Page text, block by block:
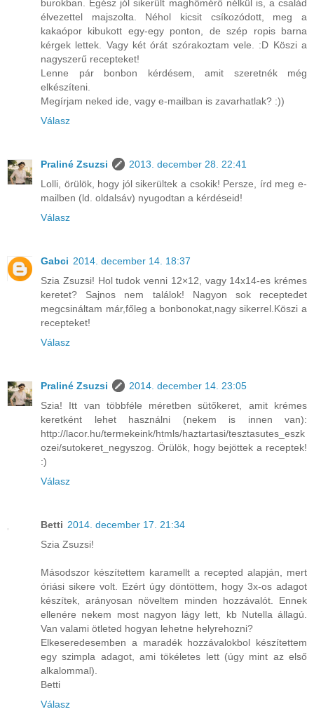
burokban. Egész jól sikerült maghőmérő nélkül is, a család
élvezettel majszolta. Néhol kicsit csíkozódott, meg a
kakaópor kibukott egy-egy ponton, de szép ropis barna
kérgek lettek. Vagy két órát szórakoztam vele. :D Köszi a
nagyszerű recepteket!
Lenne pár bonbon kérdésem, amit szeretnék még
elkészíteni.
Megírjam neked ide, vagy e-mailban is zavarhatlak? :))
Válasz
Praliné Zsuzsi
2013. december 28. 22:41
Lolli, örülök, hogy jól sikerültek a csokik! Persze, írd meg e-
mailben (ld. oldalsáv) nyugodtan a kérdéseid!
Válasz
Gabci 2014. december 14. 18:37
Szia Zsuzsi! Hol tudok venni 12×12, vagy 14x14-es krémes
keretet? Sajnos nem találok! Nagyon sok receptedet
megcsináltam már,főleg a bonbonokat,nagy sikerrel.Köszi a
recepteket!
Válasz
Praliné Zsuzsi
2014. december 14. 23:05
Szia! Itt van többféle méretben sütőkeret, amit krémes
keretként lehet használni (nekem is innen van):
http://lacor.hu/termekeink/htmls/haztartasi/tesztasutes_eszk
ozei/sutokeret_negyszog. Örülök, hogy bejöttek a receptek!
:)
Válasz
Betti 2014. december 17. 21:34
Szia Zsuzsi!
Másodszor készítettem karamellt a recepted alapján, mert
óriási sikere volt. Ezért úgy döntöttem, hogy 3x-os adagot
készítek, arányosan növeltem minden hozzávalót. Ennek
ellenére nekem most nagyon lágy lett, kb Nutella állagú.
Van valami ötleted hogyan lehetne helyrehozni?
Elkeseredesemben a maradék hozzávalokbol készítettem
egy szimpla adagot, ami tökéletes lett (úgy mint az első
alkalommal).
Betti
Válasz